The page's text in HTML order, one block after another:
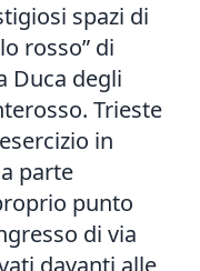
spazi di
rosso” di
Duca degli
Trieste
in
parte
punto
di via
davanti alle